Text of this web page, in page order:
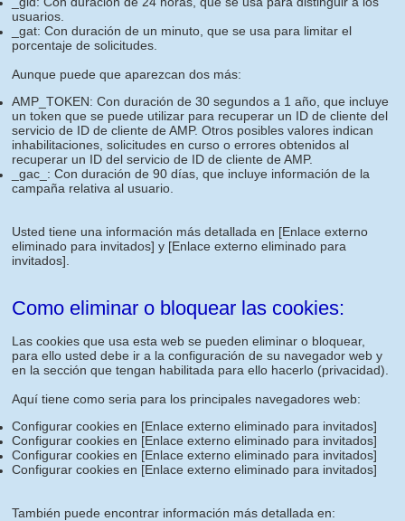
usuarios.
_gat: Con duración de un minuto, que se usa para limitar el
porcentaje de solicitudes.
Aunque puede que aparezcan dos más:
AMP_TOKEN: Con duración de 30 segundos a 1 año, que incluye
un token que se puede utilizar para recuperar un ID de cliente del
servicio de ID de cliente de AMP. Otros posibles valores indican
inhabilitaciones, solicitudes en curso o errores obtenidos al
recuperar un ID del servicio de ID de cliente de AMP.
_gac_: Con duración de 90 días, que incluye información de la
campaña relativa al usuario.
Usted tiene una información más detallada en [Enlace externo
eliminado para invitados] y [Enlace externo eliminado para
invitados]
Como eliminar o bloquear las cookies:
Las cookies que usa esta web se pueden eliminar o bloquear,
para ello usted debe ir a la configuración de su navegador web y
en la sección que tengan habilitada para ello hacerlo (privacidad).
Aquí tiene como seria para los principales navegadores web:
Configurar cookies en [Enlace externo eliminado para invitados]
Configurar cookies en [Enlace externo eliminado para invitados]
Configurar cookies en [Enlace externo eliminado para invitados]
Configurar cookies en [Enlace externo eliminado para invitados]
También puede encontrar información más detallada en: